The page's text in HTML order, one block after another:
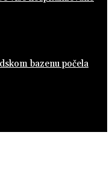
bazenu počela